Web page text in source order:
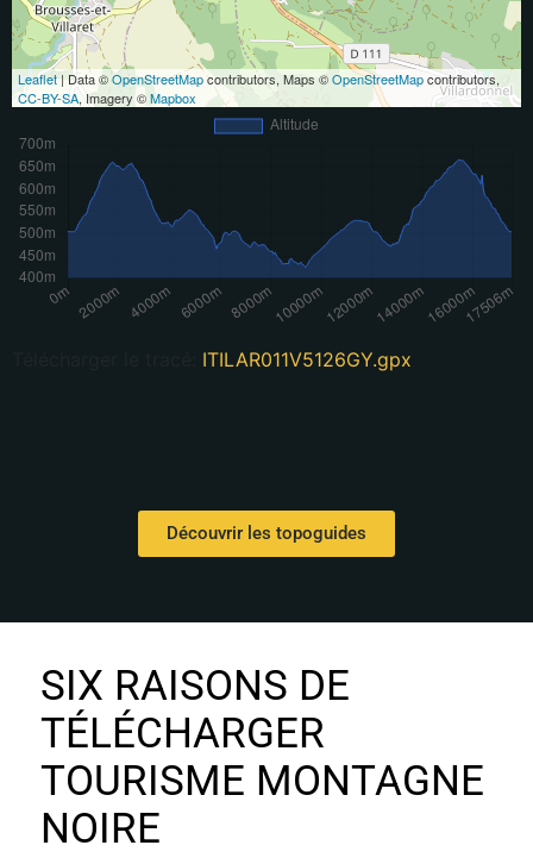
Leaflet| Data ©OpenStreetMapcontributors, Maps ©OpenStreetMapcontributors,
CC-BY-SA, Imagery ©Mapbox
ITILAR011V5126GY.gpx
Découvrir les topoguides
SIX RAISONS DE
TÉLÉCHARGER
TOURISME MONTAGNE
NOIRE